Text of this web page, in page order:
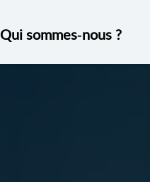
Qui sommes-nous ?